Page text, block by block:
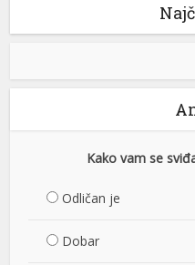
Kako vam se
Odličan je
Dobar